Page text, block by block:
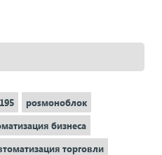
posмоноблок
бизнеса
торговли